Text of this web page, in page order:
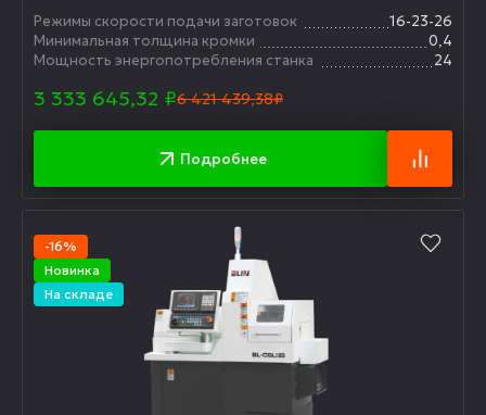
Режимы скорости подачи заготовок
16-23-26
Минимальная толщина кромки
0,4
Мощность энергопотребления станка
24
3 333 645,32 ₽6 421 439,38₽
Подробнее
-16%
Новинка
На складе